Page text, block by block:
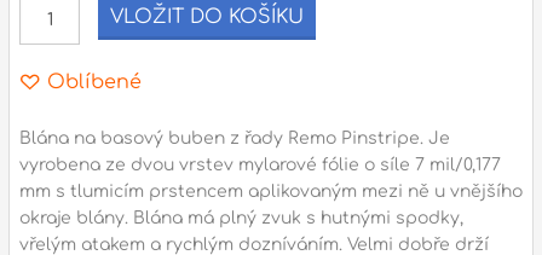
Adresa
Praha 3 - 130 00 (
gsm.: +420 777 888 408
gsm.: +420 777 888 088
tel.: +420 222 782 732
email:
prodejna@bici.cz
VLOŽIT DO KOŠÍKU
Oblíbené
Blána na basový buben z řady Remo Pinstripe. Je
vyrobena ze dvou vrstev mylarové fólie o síle 7 mil/0,177
mm s tlumicím prstencem aplikovaným mezi ně u vnějšího
okraje blány. Blána má plný zvuk s hutnými spodky,
vřelým atakem a rychlým dozníváním. Velmi dobře drží